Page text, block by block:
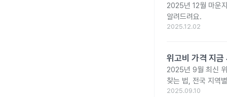
2025년 12월 마운
알려드려요.
2025.12.02
위고비 가격 지금
2025년 9월 최신
찾는 법, 전국 지역
2025.09.10